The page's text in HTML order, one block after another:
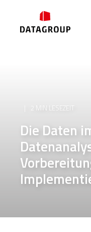
2 MIN LESEZEIT
Die Daten